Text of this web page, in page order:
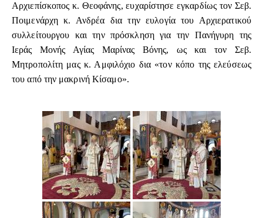
Αρχιεπίσκοπος κ. Θεοφάνης, ευχαρίστησε εγκαρδίως τον Σεβ.
Ποιμενάρχη κ. Ανδρέα δια την ευλογία του Αρχιερατικού
συλλείτουργου και την πρόσκληση για την Πανήγυρη της
Ιεράς Μονής Αγίας Μαρίνας Βόνης, ως και τον Σεβ.
Μητροπολίτη μας κ. Αμφιλόχιο δια «τον κόπο της ελεύσεως
του από την μακρινή Κίσαμο».